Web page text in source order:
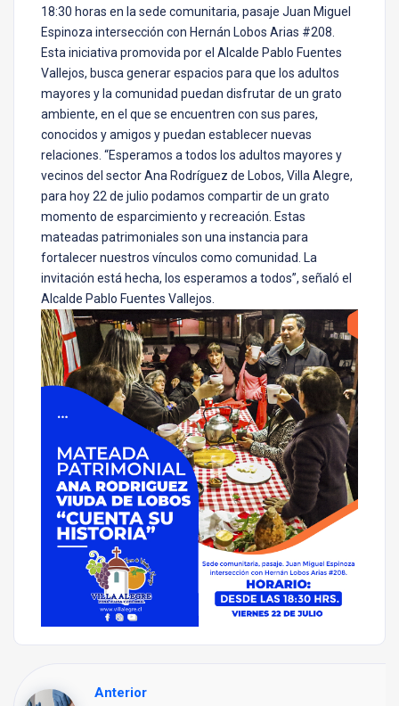
18:30 horas en la sede comunitaria, pasaje Juan Miguel
Espinoza intersección con Hernán Lobos Arias #208.
Esta iniciativa promovida por el Alcalde Pablo Fuentes
Vallejos, busca generar espacios para que los adultos
mayores y la comunidad puedan disfrutar de un grato
ambiente, en el que se encuentren con sus pares,
conocidos y amigos y puedan establecer nuevas
relaciones. “Esperamos a todos los adultos mayores y
vecinos del sector Ana Rodríguez de Lobos, Villa Alegre,
para hoy 22 de julio podamos compartir de un grato
momento de esparcimiento y recreación. Estas
mateadas patrimoniales son una instancia para
fortalecer nuestros vínculos como comunidad. La
invitación está hecha, los esperamos a todos”, señaló el
Alcalde Pablo Fuentes Vallejos.
Anterior